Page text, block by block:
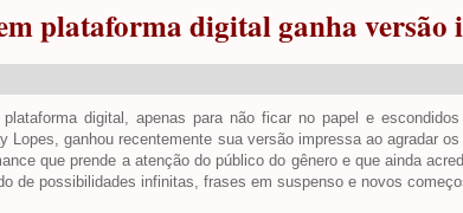
plataforma digital ganha versão
plataforma digital, apenas para não ficar no papel e
Lopes, ganhou recentemente sua versão impressa ao agradar
que prende a atenção do público do gênero e que ainda
de possibilidades infinitas, frases em suspenso e novos